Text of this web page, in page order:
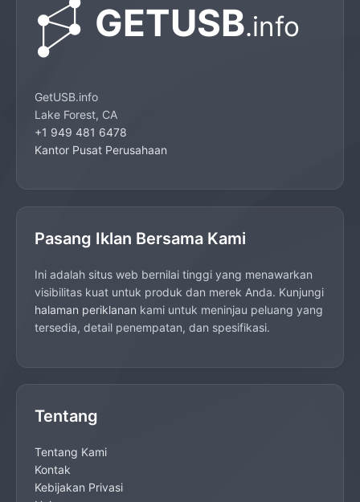
GetUSB.info
Lake Forest, CA
+1 949 481 6478
Kantor Pusat Perusahaan
Pasang Iklan Bersama Kami
Ini adalah situs web bernilai tinggi yang menawarkan
visibilitas kuat untuk produk dan merek Anda. Kunjungi
halaman periklanan kami untuk meninjau peluang yang
tersedia, detail penempatan, dan spesifikasi.
Tentang
Tentang Kami
Kontak
Kebijakan Privasi